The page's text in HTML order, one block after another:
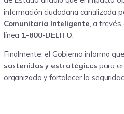
información ciudadana canalizada
Comunitaria Inteligente, a través
línea 1-800-DELITO.
Finalmente, el Gobierno informó
sostenidos y estratégicos para
organizado y fortalecer la